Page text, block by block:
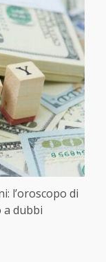
l’oroscopo di
a dubbi